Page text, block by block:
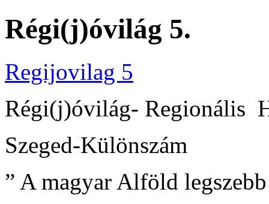
Régi(j)óvilág 5.
Regijovilag 5
Régi(j)óvilág- Regionális
Szeged-Különszám
” A magyar Alföld